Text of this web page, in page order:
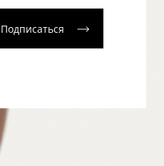
Подписаться